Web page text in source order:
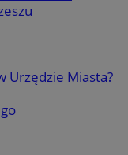
Urzędzie Miasta?